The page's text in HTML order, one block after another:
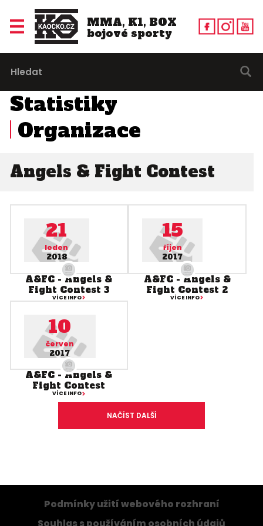
MMA, K1, BOX
bojové sporty
Statistiky
Organizace
Angels & Fight Contest
21
leden
2018
A&FC - Angels &
Fight Contest 3
VÍCE INFO
15
říjen
2017
A&FC - Angels &
Fight Contest 2
VÍCE INFO
10
červen
2017
A&FC - Angels &
Fight Contest
VÍCE INFO
NAČÍST DALŠÍ
Podmínky užití webového rozhraní
Souhlas s používáním osobních údajů